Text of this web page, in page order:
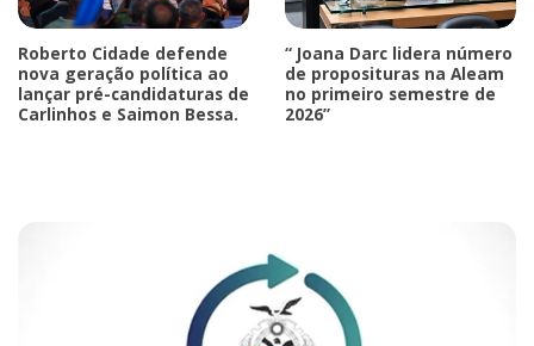
Roberto Cidade defende
nova geração política ao
lançar pré-candidaturas de
Carlinhos e Saimon Bessa.
“ Joana Darc lidera número
de proposituras na Aleam
no primeiro semestre de
2026”